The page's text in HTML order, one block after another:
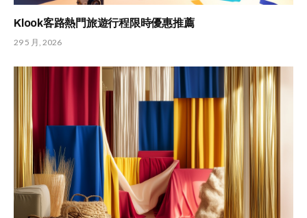
Klook客路熱門旅遊行程限時優惠推薦
29 5 月, 2026